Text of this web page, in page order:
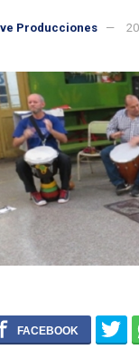
Producciones
8°C 7°C